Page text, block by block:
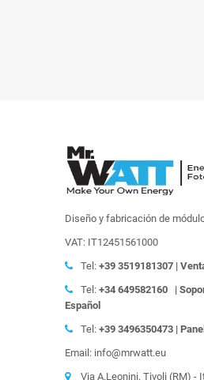
Diseño y fabricación de
VAT: IT12451561000
Tel: +39 3519181307 |
Tel: +34 649582160 |
Español
Tel: +39 3496350473 |
Email: info@mrwatt.eu
Via A.Leonini, Tivoli (RM) -